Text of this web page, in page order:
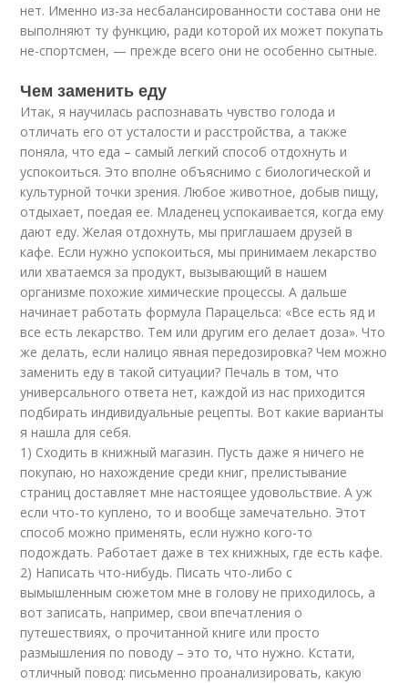
нет. Именно из-за несбалансированности состава они не
выполняют ту функцию, ради которой их может покупать
не-спортсмен, — прежде всего они не особенно сытные.
Чем заменить еду
Итак, я научилась распознавать чувство голода и
отличать его от усталости и расстройства, а также
поняла, что еда – самый легкий способ отдохнуть и
успокоиться. Это вполне объяснимо с биологической и
культурной точки зрения. Любое животное, добыв пищу,
отдыхает, поедая ее. Младенец успокаивается, когда ему
дают еду. Желая отдохнуть, мы приглашаем друзей в
кафе. Если нужно успокоиться, мы принимаем лекарство
или хватаемся за продукт, вызывающий в нашем
организме похожие химические процессы. А дальше
начинает работать формула Парацельса: «Все есть яд и
все есть лекарство. Тем или другим его делает доза». Что
же делать, если налицо явная передозировка? Чем можно
заменить еду в такой ситуации? Печаль в том, что
универсального ответа нет, каждой из нас приходится
подбирать индивидуальные рецепты. Вот какие варианты
я нашла для себя.
1) Сходить в книжный магазин. Пусть даже я ничего не
покупаю, но нахождение среди книг, прелистывание
страниц доставляет мне настоящее удовольствие. А уж
если что-то куплено, то и вообще замечательно. Этот
способ можно применять, если нужно кого-то
подождать. Работает даже в тех книжных, где есть кафе.
2) Написать что-нибудь. Писать что-либо с
вымышленным сюжетом мне в голову не приходилось, а
вот записать, например, свои впечатления о
путешествиях, о прочитанной книге или просто
размышления по поводу – это то, что нужно. Кстати,
отличный повод: письменно проанализировать, какую